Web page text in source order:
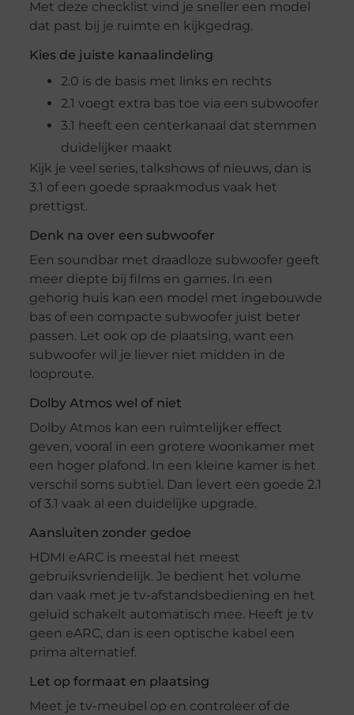
Met deze checklist vind je sneller een model
dat past bij je ruimte en kijkgedrag.
Kies de juiste kanaalindeling
2.0 is de basis met links en rechts
2.1 voegt extra bas toe via een subwoofer
3.1 heeft een centerkanaal dat stemmen
duidelijker maakt
Kijk je veel series, talkshows of nieuws, dan is
3.1 of een goede spraakmodus vaak het
prettigst.
Denk na over een subwoofer
Een soundbar met draadloze subwoofer geeft
meer diepte bij films en games. In een
gehorig huis kan een model met ingebouwde
bas of een compacte subwoofer juist beter
passen. Let ook op de plaatsing, want een
subwoofer wil je liever niet midden in de
looproute.
Dolby Atmos wel of niet
Dolby Atmos kan een ruimtelijker effect
geven, vooral in een grotere woonkamer met
een hoger plafond. In een kleine kamer is het
verschil soms subtiel. Dan levert een goede 2.1
of 3.1 vaak al een duidelijke upgrade.
Aansluiten zonder gedoe
HDMI eARC is meestal het meest
gebruiksvriendelijk. Je bedient het volume
dan vaak met je tv-afstandsbediening en het
geluid schakelt automatisch mee. Heeft je tv
geen eARC, dan is een optische kabel een
prima alternatief.
Let op formaat en plaatsing
Meet je tv-meubel op en controleer of de